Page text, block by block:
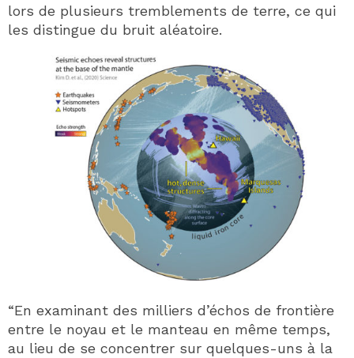
lors de plusieurs tremblements de terre, ce qui
les distingue du bruit aléatoire.
“En examinant des milliers d’échos de frontière
entre le noyau et le manteau en même temps,
au lieu de se concentrer sur quelques-uns à la